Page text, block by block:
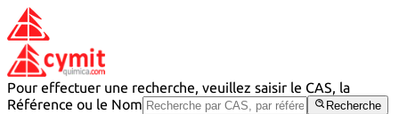
Pour effectuer une recherche, veuillez saisir le CAS, la
Référence ou le Nom
Recherche